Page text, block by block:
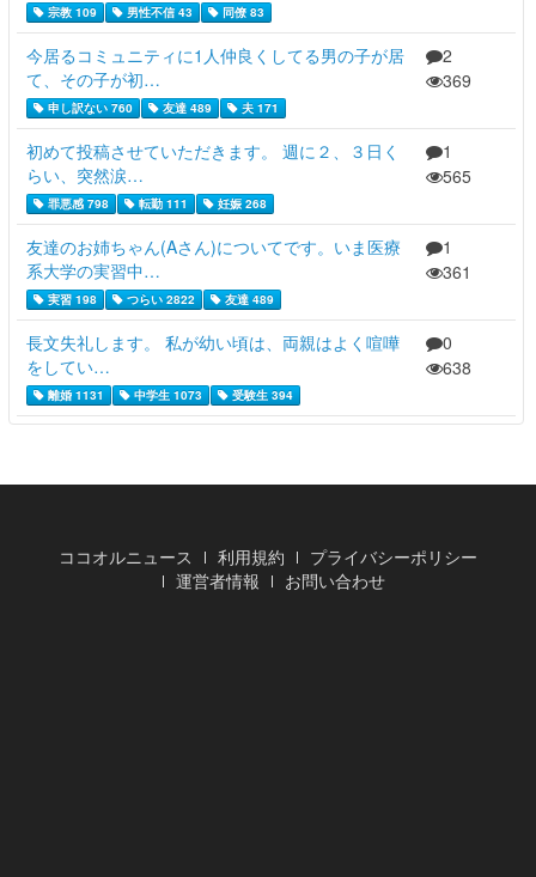
宗教 109 男性不信 43 同僚 83
今居るコミュニティに1人仲良くしてる男の子が居
て、その子が初…
申し訳ない 760 友達 489 夫 171
2
369
初めて投稿させていただきます。 週に２、３日く
らい、突然涙…
罪悪感 798 転勤 111 妊娠 268
1
565
友達のお姉ちゃん(Aさん)についてです。いま医療
系大学の実習中…
実習 198 つらい 2822 友達 489
1
361
長文失礼します。 私が幼い頃は、両親はよく喧嘩
をしてい…
離婚 1131 中学生 1073 受験生 394
0
638
ココオルニュース 利用規約
プライバシーポリシー
運営者情報
お問い合わせ